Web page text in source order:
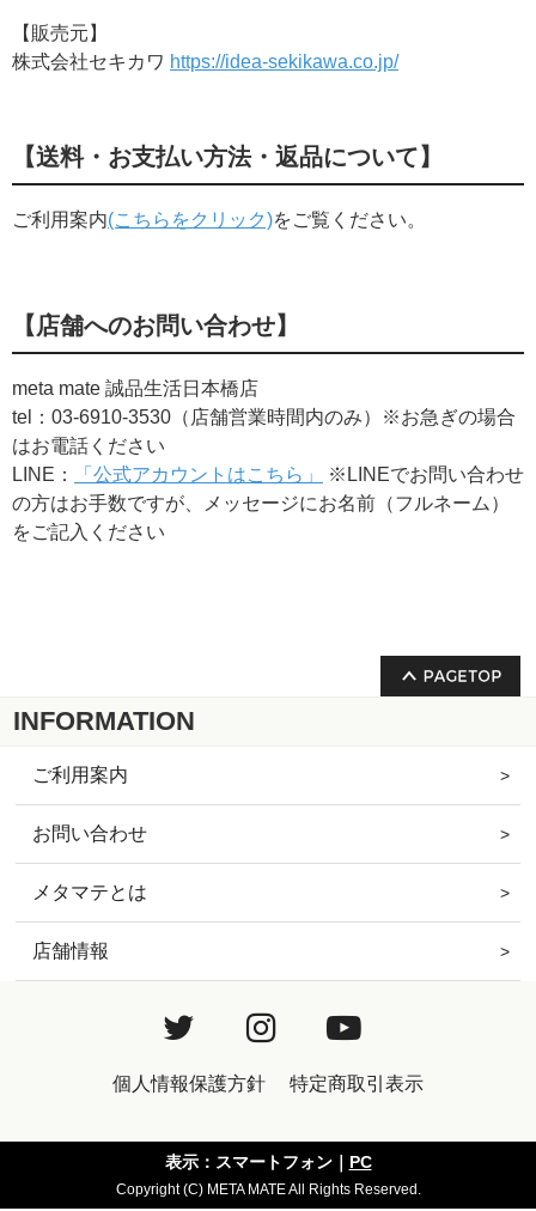
【販売元】
株式会社セキカワ https://idea-sekikawa.co.jp/
【送料・お支払い方法・返品について】
ご利用案内(こちらをクリック)をご覧ください。
【店舗へのお問い合わせ】
meta mate 誠品生活日本橋店
tel：03-6910-3530（店舗営業時間内のみ）※お急ぎの場合
はお電話ください
LINE：
「公式アカウントはこちら」
※LINEでお問い合わせ
の方はお手数ですが、​メッセージにお名前（フルネーム）
をご記入ください
INFORMATION
ご利用案内
お問い合わせ
メタマテとは
店舗情報
個人情報保護方針 特定商取引表示
表示：スマートフォン｜ PC
Copyright (C) META MATE All Rights Reserved.